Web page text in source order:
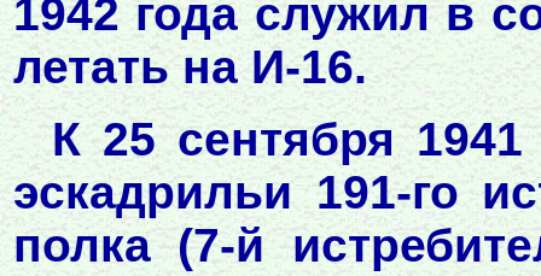
1942 года служил в
летать на И-16.
К 25 сентября 1941
эскадрильи 191-го
полка (7-й